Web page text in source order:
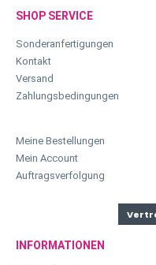
SHOP SERVICE
Sonderanfertigungen
Kontakt
Versand
Zahlungsbedingungen
Meine Bestellungen
Mein Account
Auftragsverfolgung
INFORMATIONEN